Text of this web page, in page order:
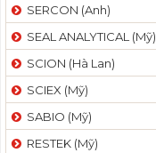
SERCON (Anh)
SEAL ANALYTICAL (Mỹ)
SCION (Hà Lan)
SCIEX (Mỹ)
SABIO (Mỹ)
RESTEK (Mỹ)